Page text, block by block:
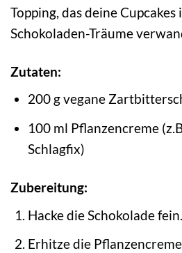
Topping, das deine Cupcakes
Schokoladen-Träume
Zutaten:
200 g vegane
100 ml Pflanzencreme
Schlagfix)
Zubereitung:
Hacke die Schokolade fein.
Erhitze die